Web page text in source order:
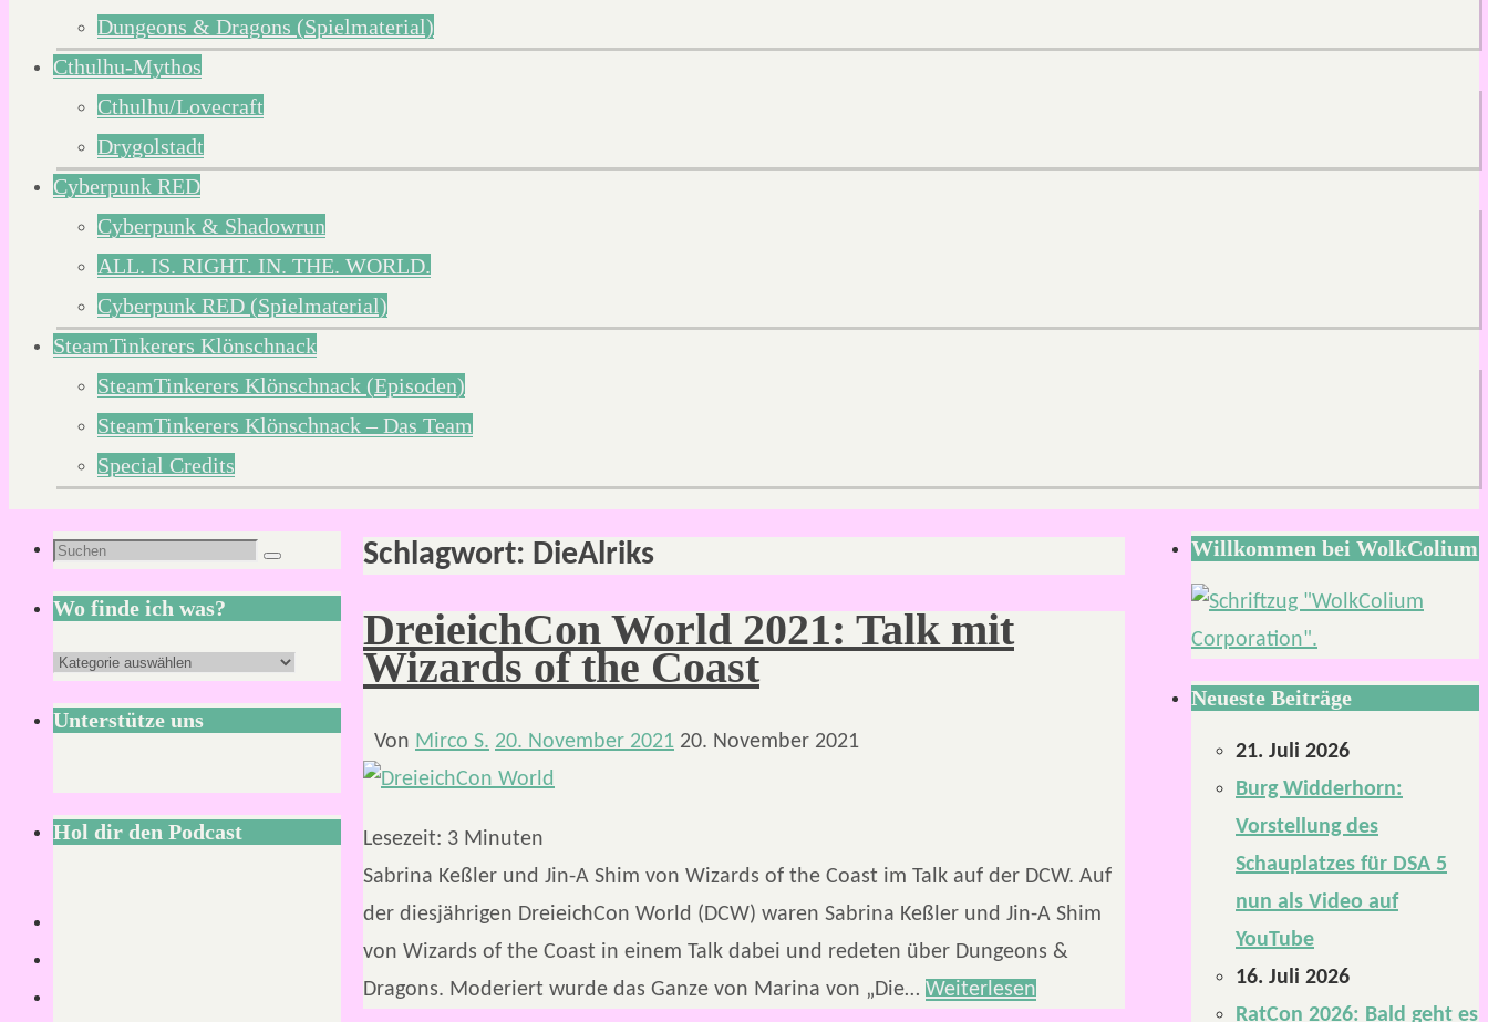
Dungeons & Dragons (Spielmaterial)
Cthulhu-Mythos
Cthulhu/Lovecraft
Drygolstadt
Cyberpunk RED
Cyberpunk & Shadowrun
ALL. IS. RIGHT. IN. THE. WORLD.
Cyberpunk RED (Spielmaterial)
SteamTinkerers Klönschnack
SteamTinkerers Klönschnack (Episoden)
SteamTinkerers Klönschnack – Das Team
Special Credits
Schlagwort: DieAlriks
DreieichCon World 2021: Talk mit
Wizards of the Coast
Von Mirco S. 20. November 2021 20. November 2021
Lesezeit: 3 Minuten
Sabrina Keßler und Jin-A Shim von Wizards of the Coast im Talk auf der DCW. Auf
der diesjährigen DreieichCon World (DCW) waren Sabrina Keßler und Jin-A Shim
von Wizards of the Coast in einem Talk dabei und redeten über Dungeons &
Dragons. Moderiert wurde das Ganze von Marina von „Die… Weiterlesen
Suchen
nach:
Suchen
Wo finde ich was?
Wo
finde
ich
Unterstütze uns
Hol dir den Podcast
Willkommen bei WolkColium
Neueste Beiträge
21. Juli 2026
Burg Widderhorn:
Vorstellung des
Schauplatzes für DSA 5
nun als Video auf
YouTube
16. Juli 2026
RatCon 2026: Bald geht es